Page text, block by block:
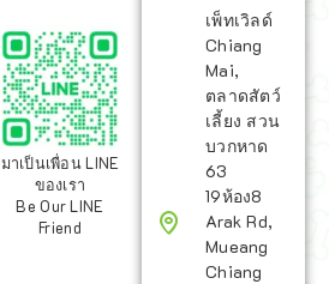
มาเป็นเพื่อน LINE
ของเรา
Be Our LINE
Friend
เพ็ทเวิลด์
Chiang
Mai,
ตลาดสัตว์
เลี้ยง สวน
บวกหาด
63
19ห้อง8
Arak Rd,
Mueang
Chiang